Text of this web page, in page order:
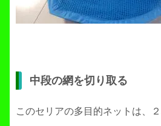
中段の網を切り取る
このセリアの多目的ネットは、